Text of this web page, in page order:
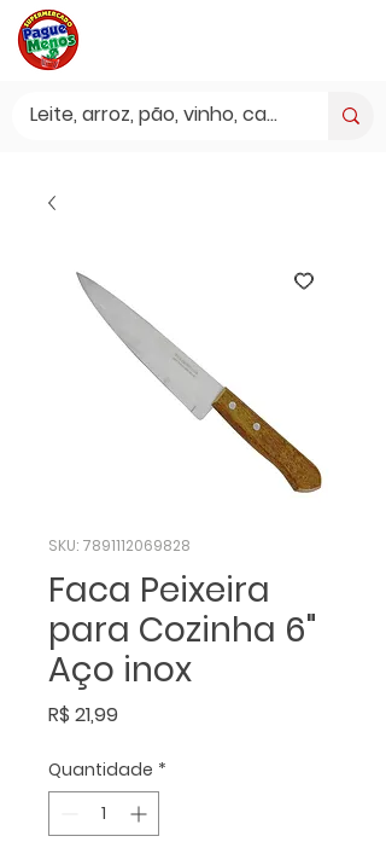
SKU: 7891112069828
Faca Peixeira
para Cozinha 6"
Aço inox
R$ 21,99Preço
Quantidade *